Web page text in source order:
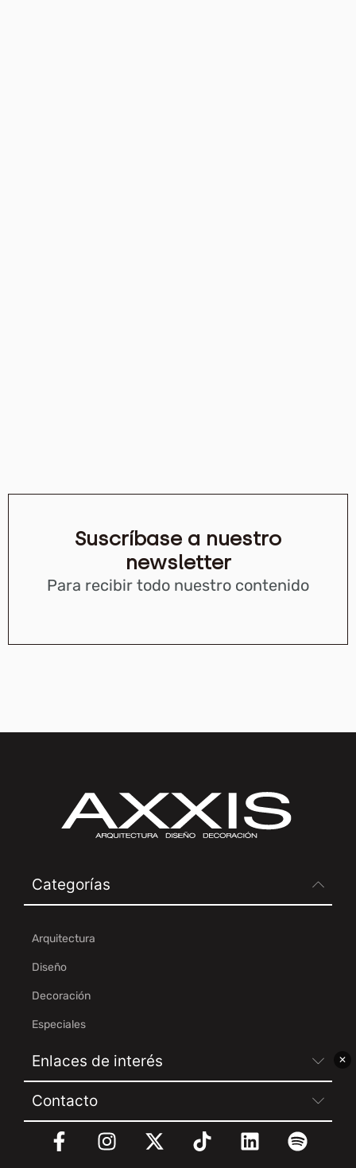
Suscríbase a nuestro
newsletter
Para recibir todo nuestro contenido
✕
Categorías
Arquitectura
Diseño
Decoración
Especiales
Enlaces de interés
Contacto